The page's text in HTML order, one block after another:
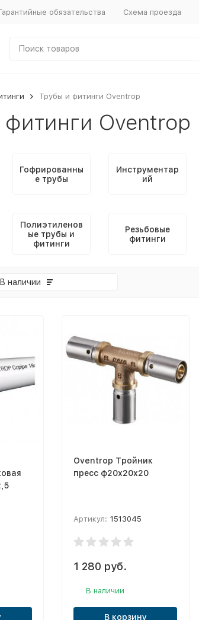
обязательства Схема проезда
Трубы и фитинги Oventrop
Oventrop
Гофрированны
е трубы
Инструментар
ий
Полиэтиленов
ые трубы и
фитинги
Резьбовые
фитинги
В наличии
Oventrop Тройник
пресс ф20х20х20
Артикул: 1513045
1 280 руб.
В наличии
В корзину